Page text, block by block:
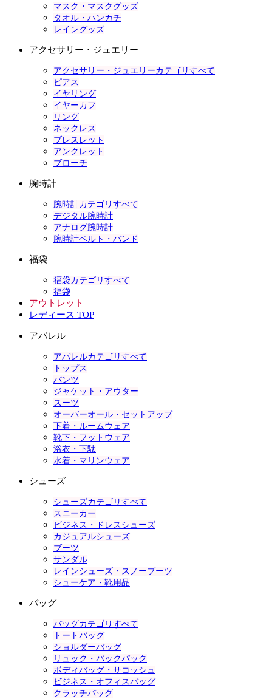
マスク・マスクグッズ
タオル・ハンカチ
レイングッズ
アクセサリー・ジュエリー
アクセサリー・ジュエリーカテゴリすべて
ピアス
イヤリング
イヤーカフ
リング
ネックレス
ブレスレット
アンクレット
ブローチ
腕時計
腕時計カテゴリすべて
デジタル腕時計
アナログ腕時計
腕時計ベルト・バンド
福袋
福袋カテゴリすべて
福袋
アウトレット
レディース TOP
アパレル
アパレルカテゴリすべて
トップス
パンツ
ジャケット・アウター
スーツ
オーバーオール・セットアップ
下着・ルームウェア
靴下・フットウェア
浴衣・下駄
水着・マリンウェア
シューズ
シューズカテゴリすべて
スニーカー
ビジネス・ドレスシューズ
カジュアルシューズ
ブーツ
サンダル
レインシューズ・スノーブーツ
シューケア・靴用品
バッグ
バッグカテゴリすべて
トートバッグ
ショルダーバッグ
リュック・バックパック
ボディバッグ・サコッシュ
ビジネス・オフィスバッグ
クラッチバッグ